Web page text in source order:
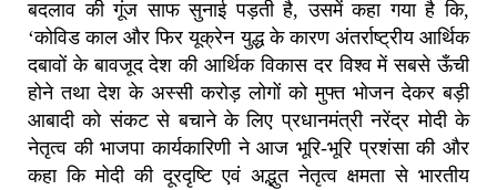
बदलाव की गूंज साफ सुनाई पड़ती है, उसमें कहा गया है कि,
‘कोविड काल और फिर यूक्रेन युद्ध के कारण अंतर्राष्ट्रीय आर्थिक
दबावों के बावजूद देश की आर्थिक विकास दर विश्व में सबसे ऊँची
होने तथा देश के अस्सी करोड़ लोगों को मुफ्त भोजन देकर बड़ी
आबादी को संकट से बचाने के लिए प्रधानमंत्री नरेंद्र मोदी के
नेतृत्व की भाजपा कार्यकारिणी ने आज भूरि-भूरि प्रशंसा की और
कहा कि मोदी की दूरदृष्टि एवं अद्भुत नेतृत्व क्षमता से भारतीय